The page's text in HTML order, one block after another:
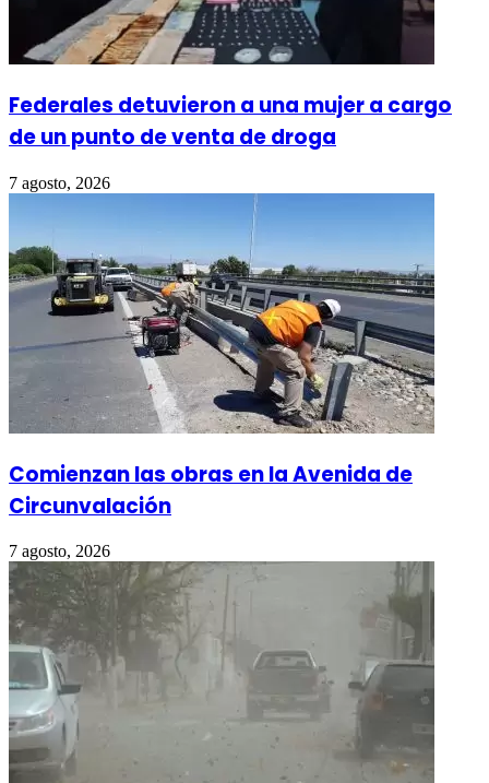
Federales detuvieron a una mujer a cargo
de un punto de venta de droga
7 agosto, 2026
Comienzan las obras en la Avenida de
Circunvalación
7 agosto, 2026